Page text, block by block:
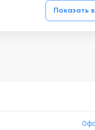
Показать